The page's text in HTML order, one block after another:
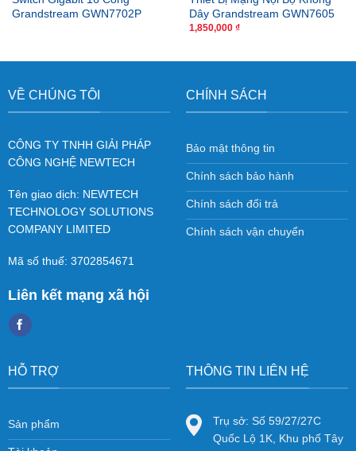
Grandstream GWN7702P
Dây Grandstream GWN7605
1,850,000 ₫
VỀ CHÚNG TÔI
CÔNG TY TNHH GIẢI PHÁP
CÔNG NGHỆ NEWTECH
Tên giao dịch: NEWTECH
TECHNOLOGY SOLUTIONS
COMPANY LIMITED
Mã số thuế: 3702854671
Liên kết mạng xã hội
CHÍNH SÁCH
Bảo mật thông tin
Chính sách bảo hành
Chính sách đổi trả
Chính sách vận chuyển
HỖ TRỢ
Sản phẩm
THÔNG TIN LIÊN HỆ
Trụ sở: Số 59/27/27C
Quốc Lộ 1K, Khu phố Tây